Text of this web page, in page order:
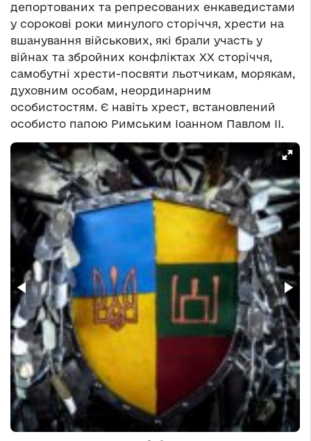
депортованих та репресованих енкаведистами
у сорокові роки минулого сторіччя, хрести на
вшанування військових, які брали участь у
війнах та збройних конфліктах XX сторіччя,
самобутні хрести-посвяти льотчикам, морякам,
духовним особам, неординарним
особистостям. Є навіть хрест, встановлений
особисто папою Римським Іоанном Павлом ІІ.